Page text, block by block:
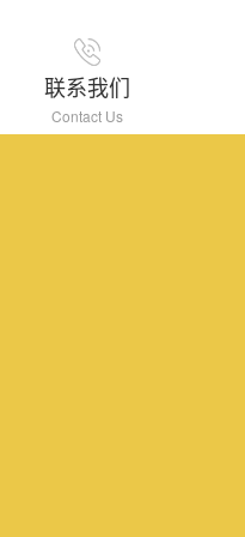
联系我们
Contact Us